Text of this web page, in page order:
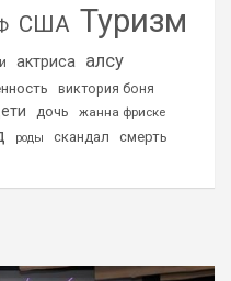
США Туризм
актриса алсу
виктория боня
дочь
жанна фриске
роды скандал смерть